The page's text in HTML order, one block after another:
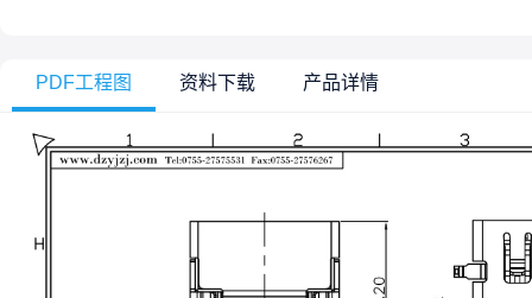
PDF工程图 资料下载 产品详情